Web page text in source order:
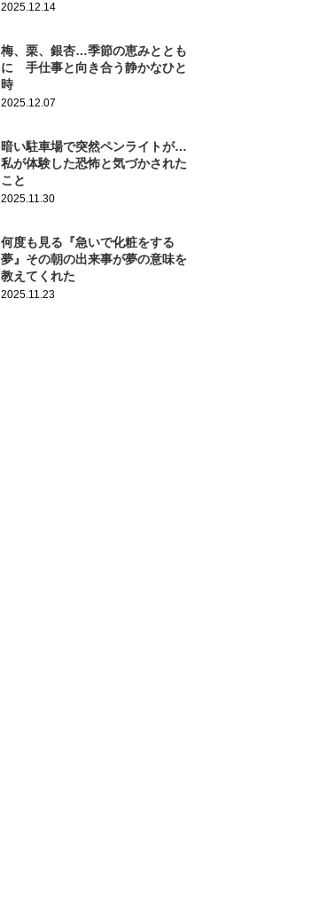
2025.12.14
梅、栗、銀杏…季節の恵みととも
に 手仕事と向き合う静かなひと
時
2025.12.07
暗い駐車場で突然ペンライトが…
私が体験した恐怖と気づかされた
こと
2025.11.30
何度も見る『急いで化粧をする
夢』その朝の出来事が夢の意味を
教えてくれた
2025.11.23